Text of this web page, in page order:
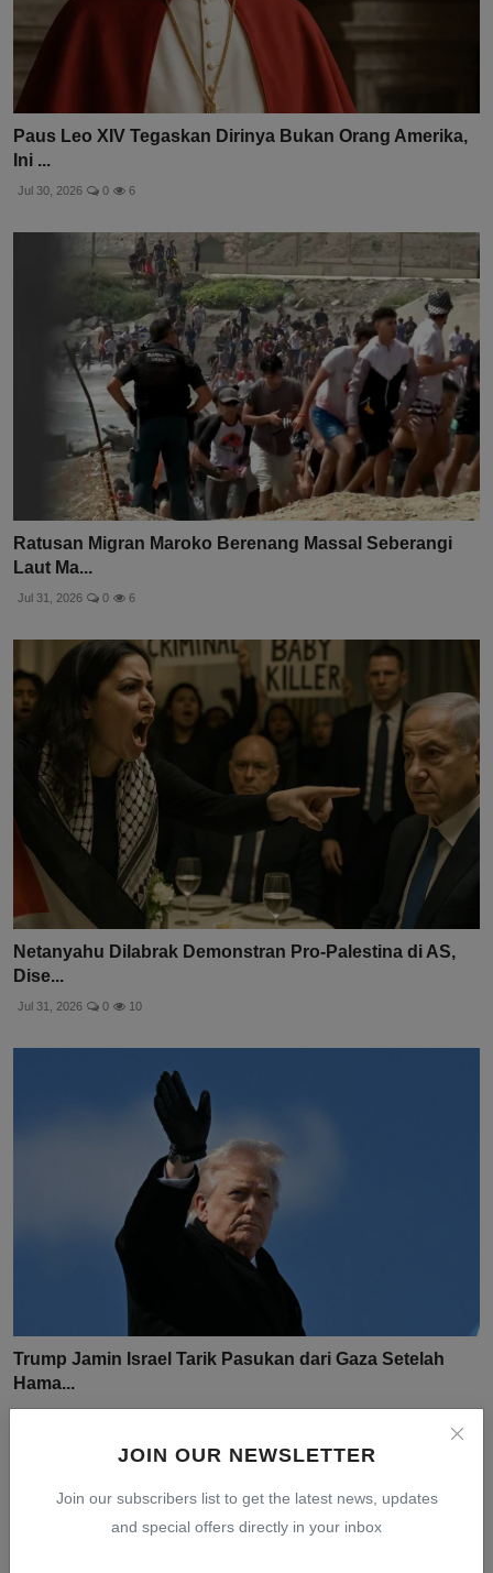
JOIN OUR NEWSLETTER
Join our subscribers list to get the latest news, updates
and special offers directly in your inbox
Paus Leo XIV Tegaskan Dirinya Bukan Orang Amerika,
Ini ...
Jul 30, 2026 0 6
Ratusan Migran Maroko Berenang Massal Seberangi
Laut Ma...
Jul 31, 2026 0 6
Netanyahu Dilabrak Demonstran Pro-Palestina di AS,
Dise...
Jul 31, 2026 0 10
Trump Jamin Israel Tarik Pasukan dari Gaza Setelah
Hama...
Jul 31, 2026 0 6